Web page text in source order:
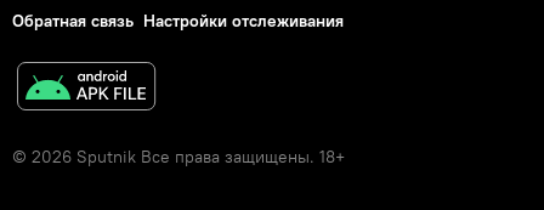
Обратная связь Настройки отслеживания
© 2026 Sputnik Все права защищены. 18+